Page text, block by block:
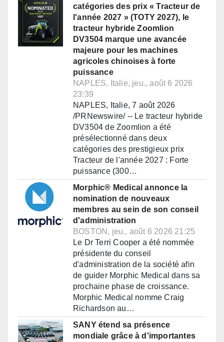
catégories des prix « Tracteur de
l'année 2027 » (TOTY 2027), le
tracteur hybride Zoomlion
DV3504 marque une avancée
majeure pour les machines
agricoles chinoises à forte
puissance
NAPLES, Italie, jeu., août 6 2026
23:39
NAPLES, Italie, 7 août 2026
/PRNewswire/ -- Le tracteur hybride
DV3504 de Zoomlion a été
présélectionné dans deux
catégories des prestigieux prix
Tracteur de l'année 2027 : Forte
puissance (300…
Morphic® Medical annonce la
nomination de nouveaux
membres au sein de son conseil
d'administration
BOSTON, jeu., août 6 2026 21:25
Le Dr Terri Cooper a été nommée
présidente du conseil
d'administration de la société afin
de guider Morphic Medical dans sa
prochaine phase de croissance.
Morphic Medical nomme Craig
Richardson au…
SANY étend sa présence
mondiale grâce à d'importantes